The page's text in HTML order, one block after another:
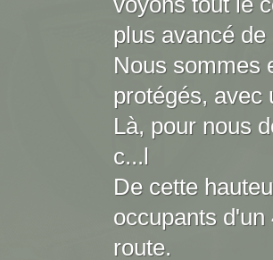
plus avancé
Nous sommes
protégés, avec
Là, pour nous
c...l
De cette
occupants
route.